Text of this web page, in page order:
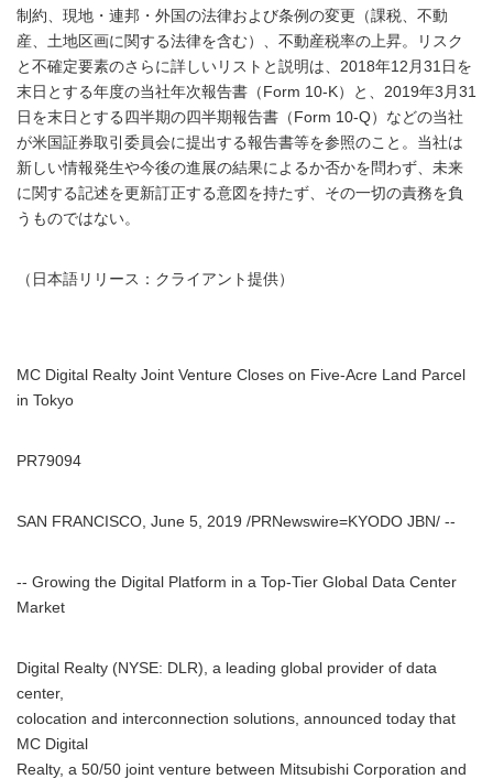
制約、現地・連邦・外国の法律および条例の変更（課税、不動
産、土地区画に関する法律を含む）、不動産税率の上昇。リスク
と不確定要素のさらに詳しいリストと説明は、2018年12月31日を
末日とする年度の当社年次報告書（Form 10-K）と、2019年3月31
日を末日とする四半期の四半期報告書（Form 10-Q）などの当社
が米国証券取引委員会に提出する報告書等を参照のこと。当社は
新しい情報発生や今後の進展の結果によるか否かを問わず、未来
に関する記述を更新訂正する意図を持たず、その一切の責務を負
うものではない。
（日本語リリース：クライアント提供）
MC Digital Realty Joint Venture Closes on Five-Acre Land Parcel
in Tokyo
PR79094
SAN FRANCISCO, June 5, 2019 /PRNewswire=KYODO JBN/ --
-- Growing the Digital Platform in a Top-Tier Global Data Center
Market
Digital Realty (NYSE: DLR), a leading global provider of data
center,
colocation and interconnection solutions, announced today that
MC Digital
Realty, a 50/50 joint venture between Mitsubishi Corporation and